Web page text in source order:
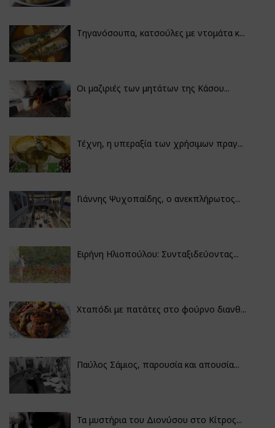
Τηγανόσουπα, κατσούλες με ντομάτα κ...
Οι μαζιριές των μητάτων της Κάσου...
Τέχνη, η υπεραξία των χρήσιμων πραγ...
Γιάννης Ψυχοπαίδης, ο ανεκπλήρωτος...
Ειρήνη Ηλιοπούλου: Συνταξιδεύοντας...
Χταπόδι με πατάτες στο φούρνο διανθ...
Παύλος Σάμιος, παρουσία και απουσία...
Τα μυστήρια του Διονύσου στο Κίτρος...